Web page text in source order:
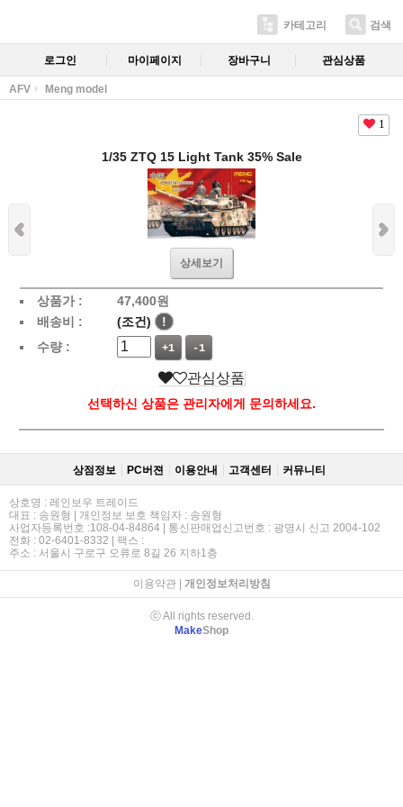
카테고리 검색
로그인 마이페이지 장바구니 관심상품
AFV Meng model
1
1/35 ZTQ 15 Light Tank 35% Sale
상세보기
상품가 : 47,400원
배송비 :
(조건)
!
수량 :
+1 -1
관심상품
선택하신 상품은 관리자에게 문의하세요.
상점정보 PC버젼 이용안내 고객센터 커뮤니티
상호명 : 레인보우 트레이드
대표 : 송원형 | 개인정보 보호 책임자 : 송원형
사업자등록번호 :108-04-84864 | 통신판매업신고번호 : 광명시 신고 2004-102
전화 : 02-6401-8332 | 팩스 :
주소 : 서울시 구로구 오류로 8길 26 지하1층
이용약관| 개인정보처리방침
ⓒ All rights reserved.
MakeShop